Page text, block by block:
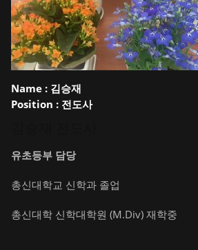
Name :김승재
Position :전도사
유초등부 담당
총신대학교 신학과 졸업
총신대학 신학대학원 (M.Div) 재학중